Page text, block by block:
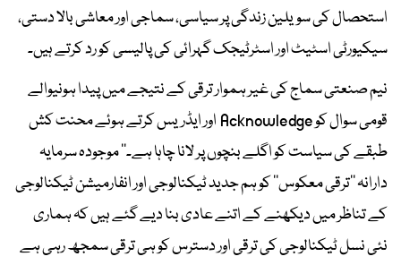
استحصال کی سویلین زندگی پر سیاسی، سماجی اور معاشی بالا دستی،
سیکیورٹی اسٹیٹ اور اسٹرٹیجک گہرائی کی پالیسی کو رد کرتے ہیں۔
نیم صنعتی سماج کی غیر ہموار ترقی کے نتیجے میں پیدا ہونیوالے
قومی سوال کو Acknowledge اور ایڈریس کرتے ہوئے محنت کش
طبقے کی سیاست کو اگلے بنچوں پر لانا چاہا ہے۔‘‘ موجودہ سرمایہ
دارانہ ’’ترقی معکوس‘‘ کو ہم جدید ٹیکنالوجی اور انفارمیشن ٹیکنالوجی
کے تناظر میں دیکھنے کے اتنے عادی بنا دیے گئے ہیں کہ ہماری
نئی نسل ٹیکنالوجی کی ترقی اور دسترس کو ہی ترقی سمجھ رہی ہے